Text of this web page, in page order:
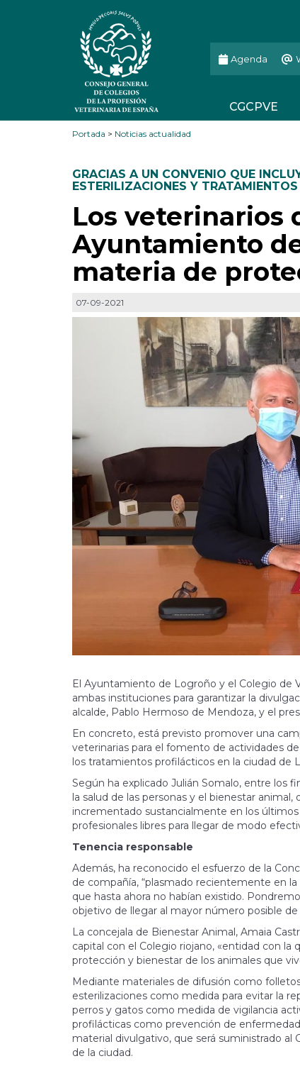
Agenda
CGCPVE
Portada > Noticias actualidad
GRACIAS A UN CONVENIO QUE
ESTERILIZACIONES Y
Los veterinarios
Ayuntamiento
materia de
07-09-2021
El Ayuntamiento de Logroño y el Colegio de
ambas instituciones para garantizar la
alcalde, Pablo Hermoso de Mendoza, y el
En concreto, está previsto promover una
veterinarias para el fomento de actividades
los tratamientos profilácticos en la ciudad de
Según ha explicado Julián Somalo, entre los
la salud de las personas y el bienestar
incrementado sustancialmente en los
profesionales libres para llegar de modo
Tenencia responsable
Además, ha reconocido el esfuerzo de la
de compañía, “plasmado recientemente en
que hasta ahora no habían existido.
objetivo de llegar al mayor número posible
La concejala de Bienestar Animal, Amaia
capital con el Colegio riojano, «entidad con
protección y bienestar de los animales que
Mediante materiales de difusión como
esterilizaciones como medida para evitar la
perros y gatos como medida de vigilancia
profilácticas como prevención de
material divulgativo, que será suministrado al
de la ciudad.